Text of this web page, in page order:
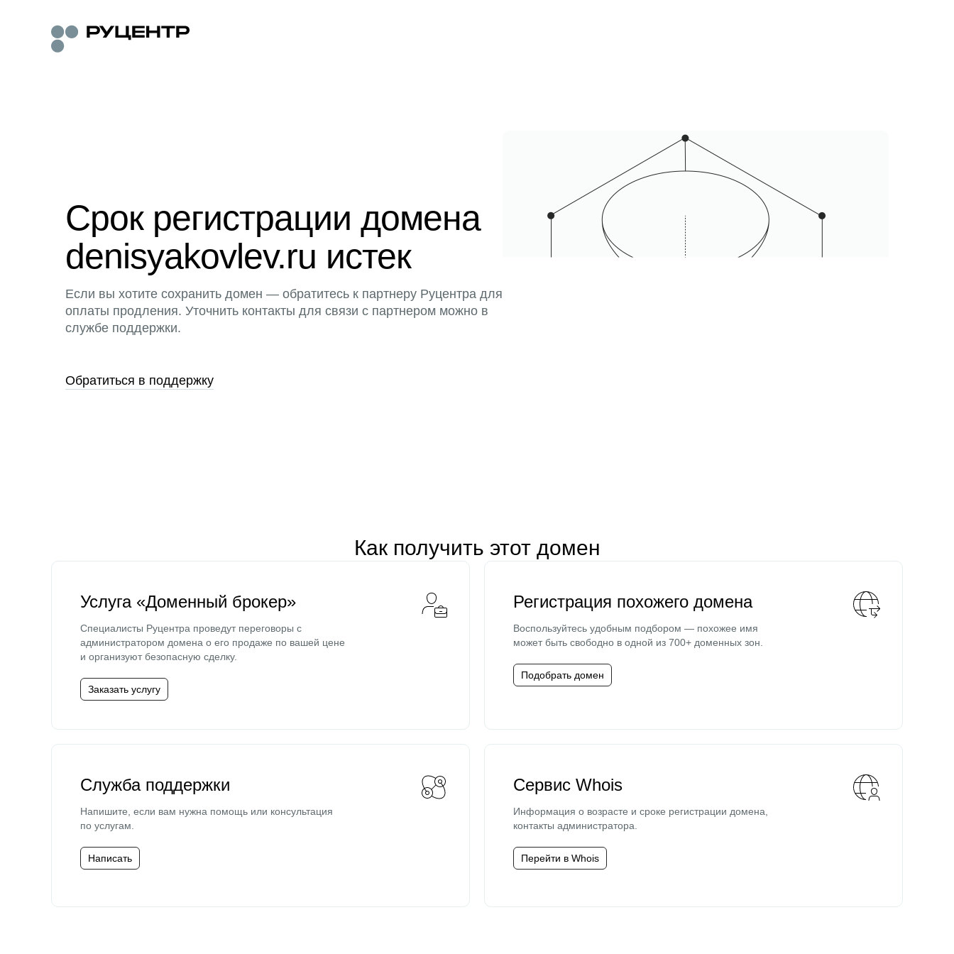
Срок регистрации домена
denisyakovlev.ru истек
Если вы хотите сохранить домен — обратитесь к партнеру Руцентра для
оплаты продления. Уточнить контакты для связи с партнером можно в
службе поддержки.
Обратиться в поддержку
Как получить этот домен
Услуга «Доменный брокер»
Специалисты Руцентра проведут переговоры с
администратором домена о его продаже по вашей цене
и организуют безопасную сделку.
Заказать услугу
Регистрация похожего домена
Воспользуйтесь удобным подбором — похожее имя
может быть свободно в одной из 700+ доменных зон.
Подобрать домен
Служба поддержки
Напишите, если вам нужна помощь или консультация
по услугам.
Написать
Сервис Whois
Информация о возрасте и сроке регистрации домена,
контакты администратора.
Перейти в Whois